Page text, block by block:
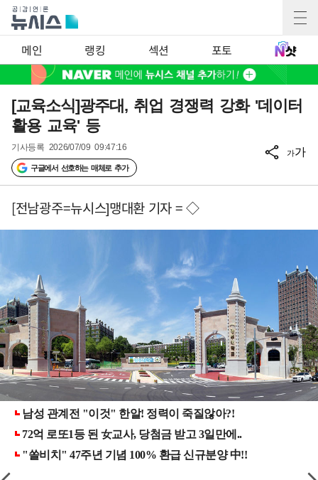
메인 랭킹 섹션 포토
[교육소식]광주대, 취업 경쟁력 강화 '데이터
활용 교육' 등
기사등록 2026/07/09 09:47:16
구글에서 선호하는 매체로 추가
가가
[전남광주=뉴시스]맹대환 기자 = ◇